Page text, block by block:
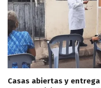
Casas abiertas y